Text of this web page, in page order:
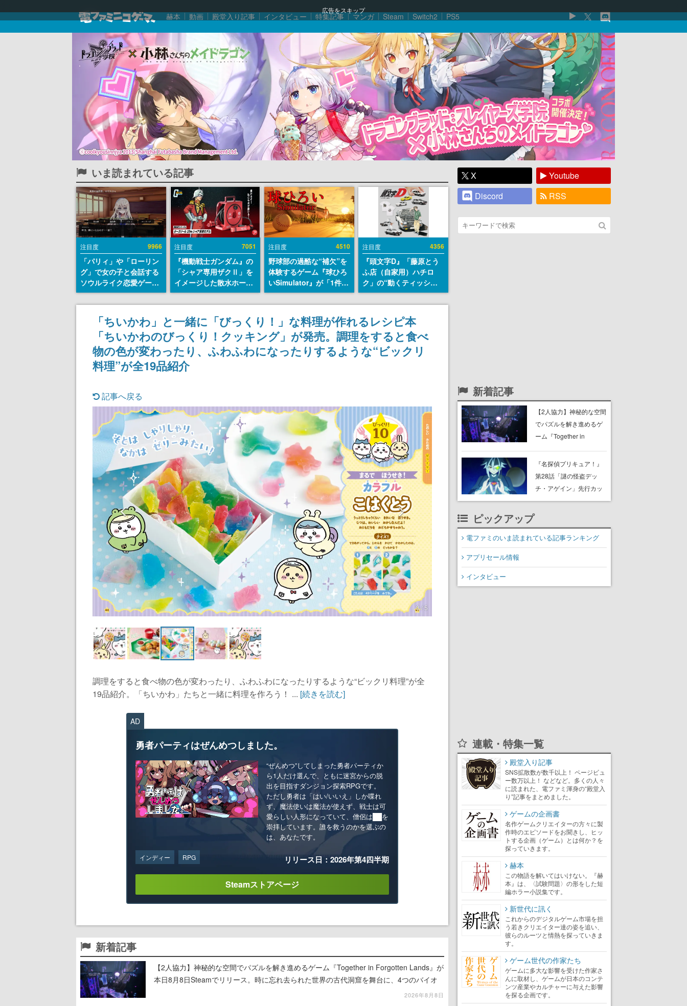
広告をスキップ
赫本 動画 殿堂入り記事 インタビュー 特集記事 マンガ Steam Switch2 PS5
いま読まれている記事
注目度 9966
「パリィ」や「ローリン
グ」で女の子と会話する
ソウルライク恋愛ゲーム
『小早川さんはソウルラ
イク』無料公開。返事に
失敗すると「YOU
DIED」
注目度 7051
『機動戦士ガンダム』の
「シャア専用ザクⅡ」を
イメージした散水ホース
リールが予約開始。本体
にはシャアのパーソナル
マークやジオン公国軍の
エンブレム、型式番号な
どを配置
注目度 4510
野球部の過酷な“補欠”を
体験するゲーム『球ひろ
いSimulator』が「1件」
のウィッシュリストをも
とにチェコ語に対応し
SNSで話題に。『キング
ダム・カム』開発元やチ
ェコのプロ野球選手から
称賛の声
注目度 4356
『頭文字D』「藤原とう
ふ店（自家用）ハチロ
ク」の“動くティッシュ
ケース”が買えるポップ
アップショップが開催
へ。マンガの舞台である
群馬の「イオンモール高
崎」にて、8月11日から8
月20日までの期間限定で
開催予定
「ちいかわ」と一緒に「びっくり！」な料理が作れるレシピ本
「ちいかわのびっくり！クッキング」が発売。調理をすると食べ
物の色が変わったり、ふわふわになったりするような“ビックリ
料理”が全19品紹介
記事へ戻る
3 / 5
調理をすると食べ物の色が変わったり、ふわふわになったりするような“ビックリ料理”が全
19品紹介。「ちいかわ」たちと一緒に料理を作ろう！ ... [続きを読む]
AD
勇者パーティはぜんめつしました。
“ぜんめつ”してしまった勇者パーティか
ら1人だけ選んで、ともに迷宮からの脱
出を目指すダンジョン探索RPGです。
ただし勇者は「はい/いいえ」しか喋れ
ず、魔法使いは魔法が使えず、戦士は可
愛らしい人形になっていて、僧侶は██を
崇拝しています。誰を救うのかを選ぶの
は、あなたです。
インディー RPG リリース日：2026年第4四半期
Steamストアページ
新着記事
【2人協力】神秘的な空間でパズルを解き進めるゲーム『Together in Forgotten Lands』が
本日8月8日Steamでリリース。時に忘れ去られた世界の古代洞窟を舞台に、4つのバイオ
2026年8月8日
X
Youtube
Discord
RSS
新着記事
【2人協力】神秘的な空間
でパズルを解き進めるゲ
ーム『Together in
8月8日Steamでリリー
ス。時に忘れ去られた世
界の古代洞窟を舞台に、4
『名探偵プリキュア！』
第28話「謎の怪盗デッ
チ・アゲイン」先行カッ
ト解禁。泣きぼくろにモ
ピックアップ
電ファミのいま読まれている記事ランキング
アプリセール情報
インタビュー
連載・特集一覧
殿堂入り記事
SNS拡散数が数千以上！ ページビュ
ー数万以上！ などなど。多くの人々
に読まれた、電ファミ渾身の“殿堂入
り”記事をまとめました。
ゲームの企画書
名作ゲームクリエイターの方々に製
作時のエピソードをお聞きし、ヒッ
トする企画（ゲーム）とは何か？を
探っていきます。
赫本
この物語を解いてはいけない。『赫
本』は、〈試験問題〉の形をした短
編ホラー小説集です。
新世代に訊く
これからのデジタルゲーム市場を担
う若きクリエイター達の姿を追い、
彼らのルーツと情熱を探っていきま
す。
ゲーム世代の作家たち
ゲームに多大な影響を受けた作家さ
んに取材し、ゲームが日本のコンテ
ンツ産業やカルチャーに与えた影響
を探る企画です。